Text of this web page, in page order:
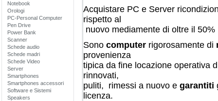
Notebook
Orologi
PC-Personal Computer
Pen Drive
Power Bank
Scanner
Schede audio
Schede madri
Schede Video
Server
Smartphones
Smartphones accessori
Software e Sistemi
Speakers
Acquistare PC e Server
rispetto al
nuovo mediamente di oltre il
Sono computer rigorosamente di
provenienza
tipica da fine locazione operativa
rinnovati,
puliti, rimessi a nuovo e garantiti
licenza.